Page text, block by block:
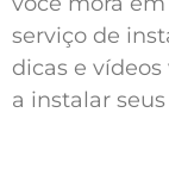
serviço de
dicas e
a instalar